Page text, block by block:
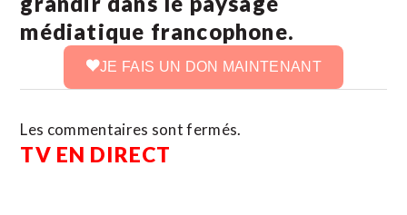
médiatique francophone.
JE FAIS UN DON MAINTENANT
Les commentaires sont fermés.
TV EN DIRECT